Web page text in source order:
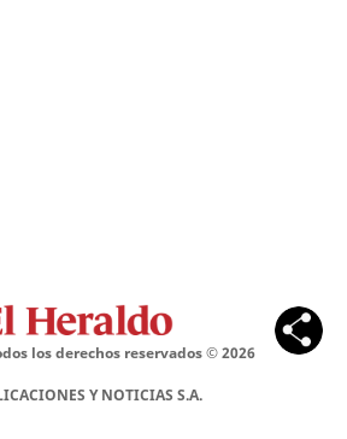
los derechos reservados ©2026
Y NOTICIAS S.A.